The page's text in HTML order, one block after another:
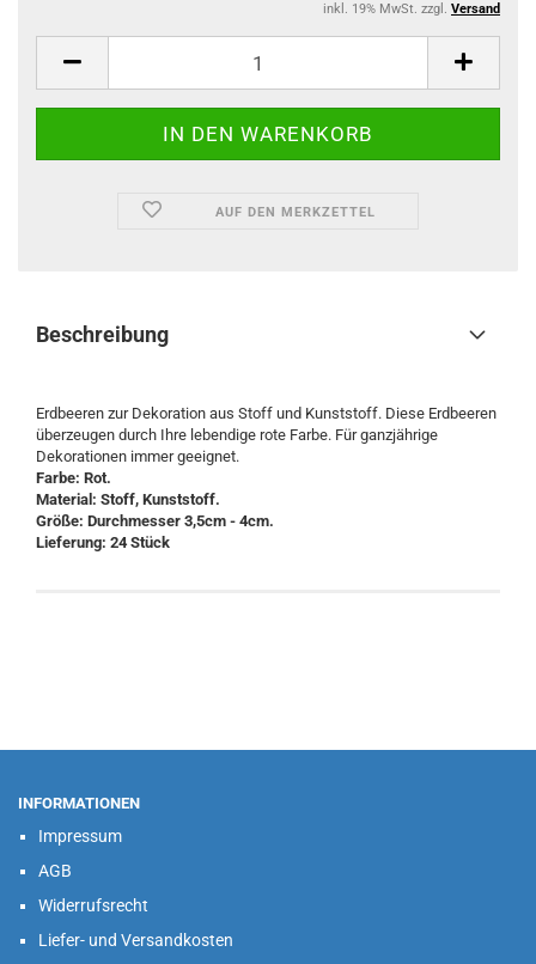
inkl. 19% MwSt. zzgl. Versand
AUF DEN MERKZETTEL
Beschreibung
Erdbeeren zur Dekoration aus Stoff und Kunststoff. Diese Erdbeeren
überzeugen durch Ihre lebendige rote Farbe. Für ganzjährige
Dekorationen immer geeignet.
Farbe: Rot.
Material: Stoff, Kunststoff.
Größe: Durchmesser 3,5cm - 4cm.
Lieferung: 24 Stück
INFORMATIONEN
Impressum
AGB
Widerrufsrecht
Liefer- und Versandkosten